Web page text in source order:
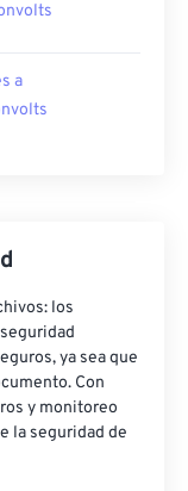
a
los
ya sea que
Con
y monitoreo
la seguridad de